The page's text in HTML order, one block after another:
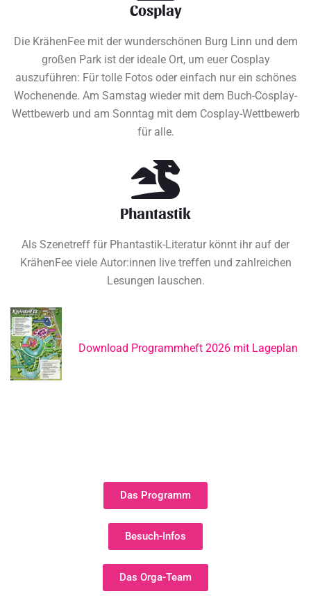
Cosplay
Die KrähenFee mit der wunderschönen Burg Linn und dem
großen Park ist der ideale Ort, um euer Cosplay
auszuführen: Für tolle Fotos oder einfach nur ein schönes
Wochenende. Am Samstag wieder mit dem Buch-Cosplay-
Wettbewerb und am Sonntag mit dem Cosplay-Wettbewerb
für alle.
Phantastik
Als Szenetreff für Phantastik-Literatur könnt ihr auf der
KrähenFee viele Autor:innen live treffen und zahlreichen
Lesungen lauschen.
Download Programmheft 2026 mit Lageplan
Das Programm
Besuch-Infos
Das Orga-Team